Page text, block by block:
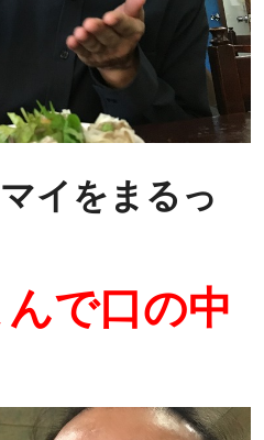
イをまるっ
で口の中